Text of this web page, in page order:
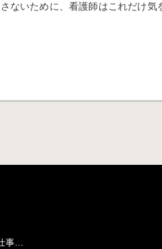
ないために、看護師はこれだけ気
事…